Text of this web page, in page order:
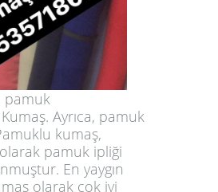
pamuk
Ayrıca, pamuk
kumaş,
pamuk ipliği
En yaygın
olarak çok iyi